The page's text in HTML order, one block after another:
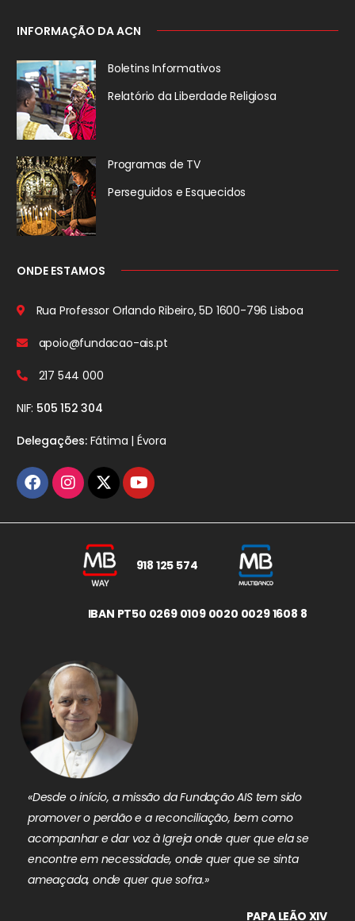
INFORMAÇÃO DA ACN
Boletins Informativos
Relatório da Liberdade Religiosa
Programas de TV
Perseguidos e Esquecidos
ONDE ESTAMOS
Rua Professor Orlando Ribeiro, 5D 1600-796 Lisboa
apoio@fundacao-ais.pt
217 544 000
NIF: 505 152 304
Delegações:Fátima | Évora
918 125 574
IBAN PT50 0269 0109 0020 0029 1608 8
«Desde o início, a missão da Fundação AIS tem sido
promover o perdão e a reconciliação, bem como
acompanhar e dar voz à Igreja onde quer que ela se
encontre em necessidade, onde quer que se sinta
ameaçada, onde quer que sofra.»
PAPA LEÃO XIV